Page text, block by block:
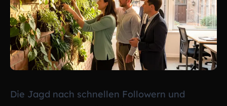
Die Jagd nach schnellen Followern und